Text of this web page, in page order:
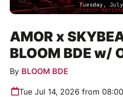
AMOR x
BLOOM BDE w/
By BLOOM BDE
Tue Jul 14, 2026 from